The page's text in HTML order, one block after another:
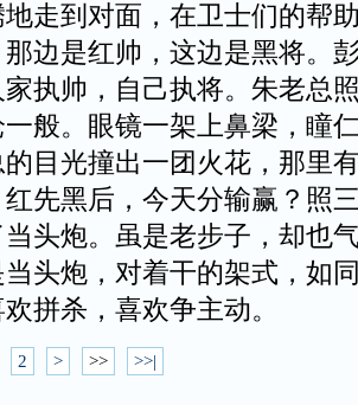
走到对面，在卫士们的帮
边是红帅，这边是黑将。
执帅，自己执将。朱老总
般。眼镜一架上鼻梁，瞳
目光撞出一团火花，那里
先黑后，今天分输赢？照
头炮。虽是老步子，却也
头炮，对着干的架式，如
拼杀，喜欢争主动。
2 > >> >>|